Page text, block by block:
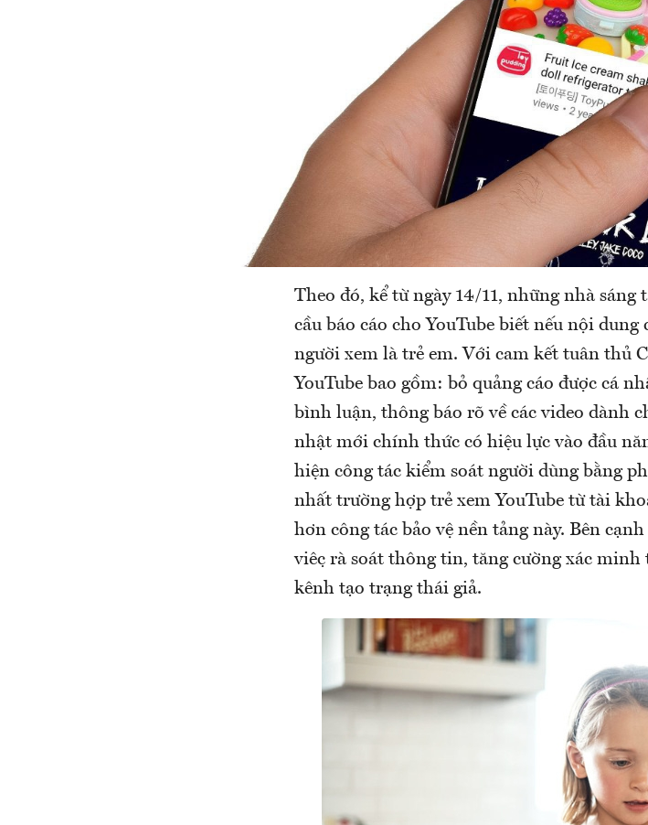
Theo đó, kể từ ngày 14/11, những nhà sáng
cầu báo cáo cho YouTube biết nếu nội
người xem là trẻ em. Với cam kết tuân thủ
YouTube bao gồm: bỏ quảng cáo được cá
bình luận, thông báo rõ về các video dành
nhật mới chính thức có hiệu lực vào đầu
hiện công tác kiểm soát người dùng bằng
nhất trường hợp trẻ xem YouTube từ tài
hơn công tác bảo vệ nền tảng này. Bên
việc rà soát thông tin, tăng cường xác
kênh tạo trạng thái giả.